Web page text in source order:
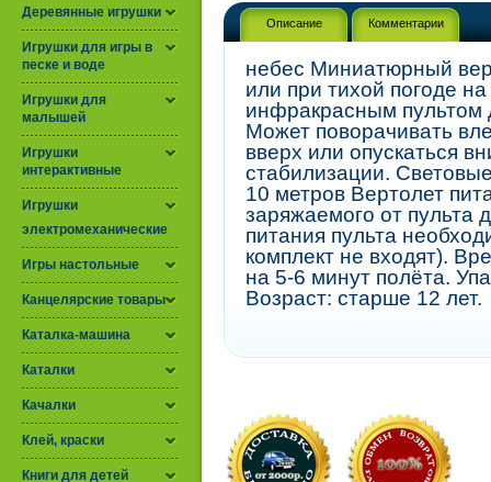
Деревянные игрушки
Игрушки для игры в
песке и воде
Игрушки для
малышей
Игрушки
интерактивные
Игрушки
электромеханические
Игры настольные
Канцелярские товары
Каталка-машина
Каталки
Качалки
Клей, краски
Книги для детей
Описание Комментарии
небес Миниатюрный
или при тихой погоде
инфракрасным пультом
Может поворачивать
вверх или опускаться
стабилизации.
10 метров Вертолет
заряжаемого от пульта
питания пульта
комплект не входят).
на 5-6 минут полёта.
Возраст: старше 12 лет.